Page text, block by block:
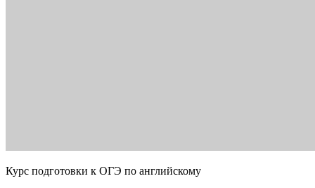
Курс подготовки к ОГЭ по английскому